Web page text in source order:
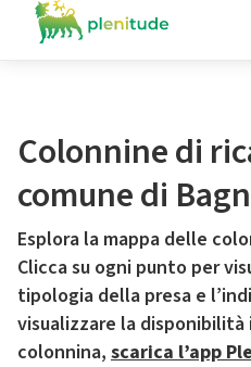
Colonnine di
comune di
Esplora la mappa delle
Clicca su ogni punto per
tipologia della presa e
visualizzare la
colonnina, scarica l’app